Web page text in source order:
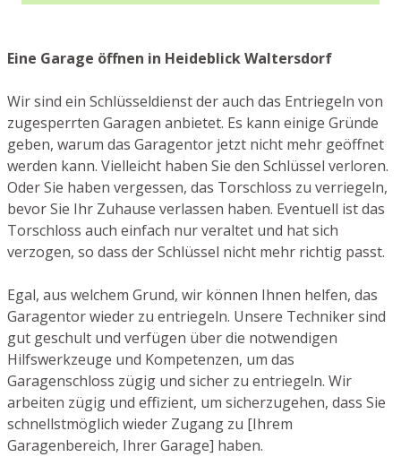
Eine Garage öffnen in Heideblick Waltersdorf
Wir sind ein Schlüsseldienst der auch das Entriegeln von
zugesperrten Garagen anbietet. Es kann einige Gründe
geben, warum das Garagentor jetzt nicht mehr geöffnet
werden kann. Vielleicht haben Sie den Schlüssel verloren.
Oder Sie haben vergessen, das Torschloss zu verriegeln,
bevor Sie Ihr Zuhause verlassen haben. Eventuell ist das
Torschloss auch einfach nur veraltet und hat sich
verzogen, so dass der Schlüssel nicht mehr richtig passt.
Egal, aus welchem Grund, wir können Ihnen helfen, das
Garagentor wieder zu entriegeln. Unsere Techniker sind
gut geschult und verfügen über die notwendigen
Hilfswerkzeuge und Kompetenzen, um das
Garagenschloss zügig und sicher zu entriegeln. Wir
arbeiten zügig und effizient, um sicherzugehen, dass Sie
schnellstmöglich wieder Zugang zu [Ihrem
Garagenbereich, Ihrer Garage] haben.